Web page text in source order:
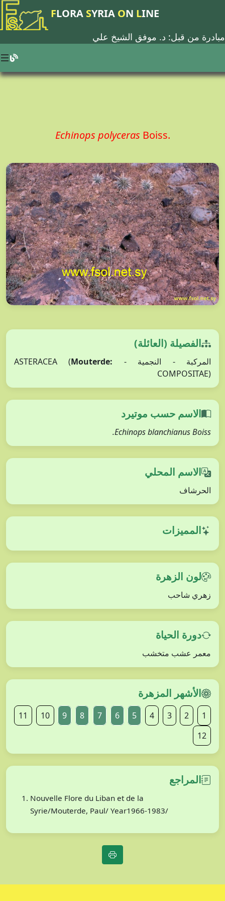
FLORA SYRIA ON LINE
مبادرة من قبل: د. موفق الشيخ علي
Echinops polyceras Boiss.
الفصيلة (العائلة)
المركبة - النجمية - ASTERACEA ( Mouterde:
COMPOSITAE)
الاسم حسب موتيرد
Echinops blanchianus Boiss.
الاسم المحلي
الحرشاف
المميزات
لون الزهرة
زهري شاحب
دورة الحياة
معمر عشب متخشب
الأشهر المزهرة
1
2
3
4
5
6
7
8
9
10
11
12
المراجع
Nouvelle Flore du Liban et de la
Syrie/Mouterde, Paul/ Year1966-1983/